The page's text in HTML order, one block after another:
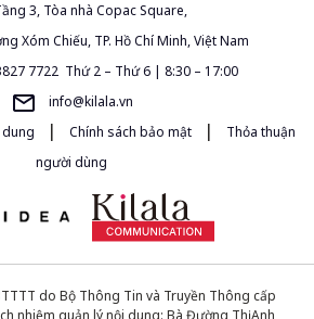
3, Tòa nhà Copac Square,
Xóm Chiếu, TP. Hồ Chí Minh, Việt Nam
7722 Thứ 2 – Thứ 6 | 8:30 – 17:00
info@kilala.vn
| Chính sách bảo mật |
Thỏa thuận
người dùng
do Bộ Thông Tin và Truyền Thông cấp
nhiệm quản lý nội dung: Bà Đường Thị Anh